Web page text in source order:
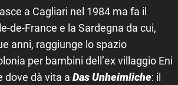
a Cagliari nel 1984 ma fa il
de-France e la Sardegna da cui,
anni, raggiunge lo spazio
per bambini dell’ex villaggio Eni
dove dà vita a Das Unheimliche: il